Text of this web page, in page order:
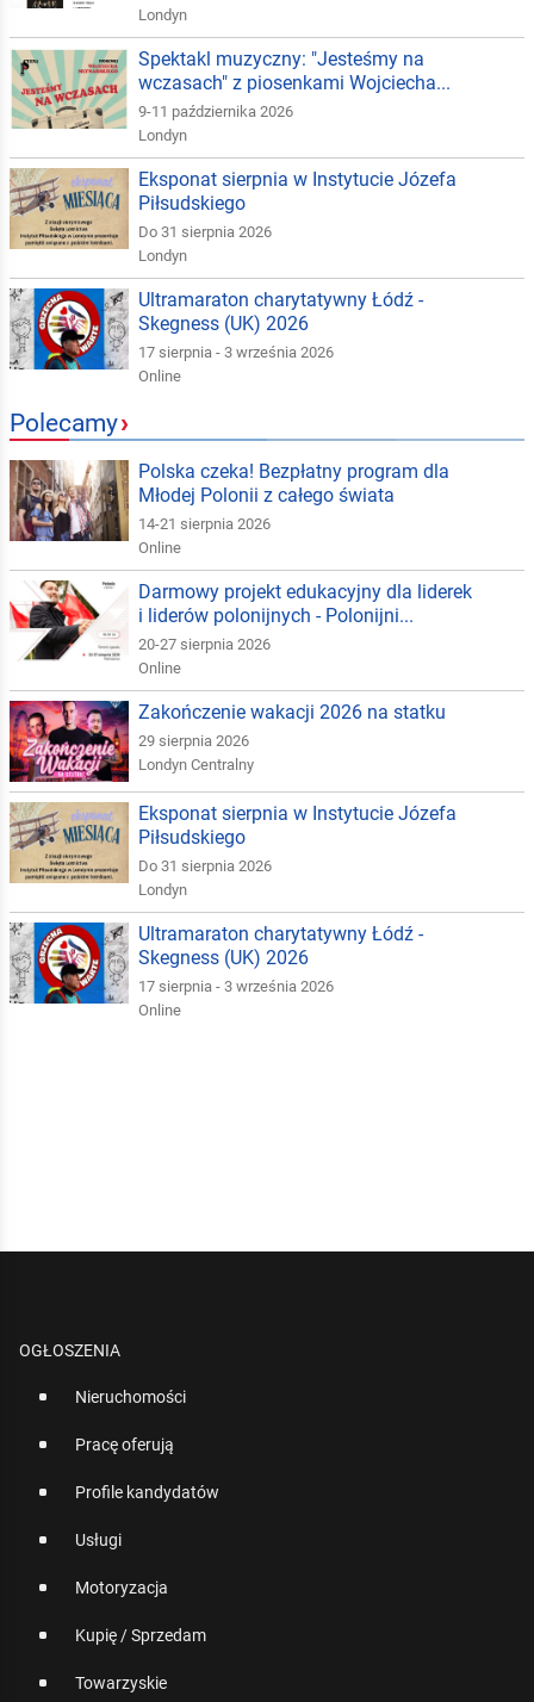
Londyn
Spektakl muzyczny: "Jesteśmy na
wczasach" z piosenkami Wojciecha...
9-11 października 2026
Londyn
Eksponat sierpnia w Instytucie Józefa
Piłsudskiego
Do 31 sierpnia 2026
Londyn
Ultramaraton charytatywny Łódź -
Skegness (UK) 2026
17 sierpnia - 3 września 2026
Online
Polecamy›
Polska czeka! Bezpłatny program dla
Młodej Polonii z całego świata
14-21 sierpnia 2026
Online
Darmowy projekt edukacyjny dla liderek
i liderów polonijnych - Polonijni...
20-27 sierpnia 2026
Online
Zakończenie wakacji 2026 na statku
29 sierpnia 2026
Londyn Centralny
Eksponat sierpnia w Instytucie Józefa
Piłsudskiego
Do 31 sierpnia 2026
Londyn
Ultramaraton charytatywny Łódź -
Skegness (UK) 2026
17 sierpnia - 3 września 2026
Online
OGŁOSZENIA
Nieruchomości
Pracę oferują
Profile kandydatów
Usługi
Motoryzacja
Kupię / Sprzedam
Towarzyskie